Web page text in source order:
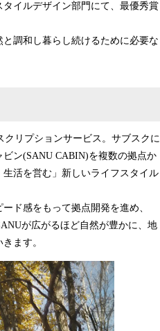
イルデザイン部門にて、最優秀賞
調和し暮らし続けるために必要な
リプションサービス。サブスクに
ン(SANU CABIN)を複数の拠点か
活を営む」新しいライフスタイル
ド感をもって拠点開発を進め、
が広がるほど自然が豊かに、地
ます。